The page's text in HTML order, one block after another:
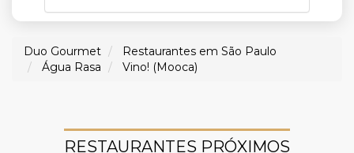
Duo Gourmet
Restaurantes em São Paulo
Água Rasa
Vino! (Mooca)
RESTAURANTES PRÓXIMOS